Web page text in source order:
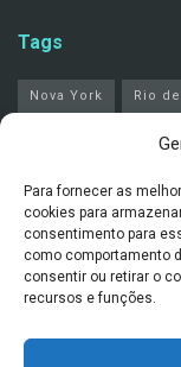
Para fornecer as
cookies para
consentimento para
como comportamento
consentir ou retirar o
recursos e funções.
Tags
Nova York Rio
Notícias recentes
Rio
3
2